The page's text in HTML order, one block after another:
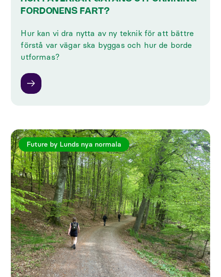
FORDONENS FART?
Hur kan vi dra nytta av ny teknik för att bättre
förstå var vägar ska byggas och hur de borde
utformas?
Future by Lunds nya normala